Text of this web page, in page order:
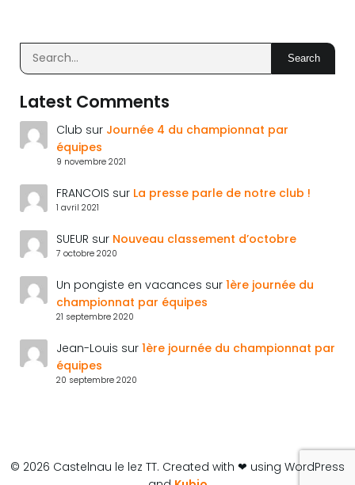
Search
Latest Comments
Club sur Journée 4 du championnat par
équipes
9 novembre 2021
FRANCOIS sur La presse parle de notre club !
1 avril 2021
SUEUR sur Nouveau classement d’octobre
7 octobre 2020
Un pongiste en vacances sur 1ère journée du
championnat par équipes
21 septembre 2020
Jean-Louis sur 1ère journée du championnat par
équipes
20 septembre 2020
© 2026 Castelnau le lez TT. Created with ❤ using WordPress